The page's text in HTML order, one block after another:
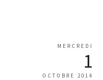
MERCREDI
1
OCTOBRE 2014